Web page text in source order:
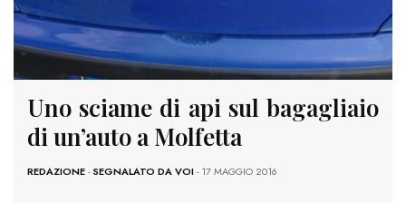
Uno sciame di api sul bagagliaio
di un’auto a Molfetta
REDAZIONE-SEGNALATO DA VOI- 17 MAGGIO 2016